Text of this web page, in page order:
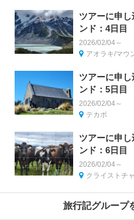
ツアーに申
ンド：4日目
2026/02/04～
アオラキ/マウ
ツアーに申
ンド：5日目
2026/02/04～
テカポ
ツアーに申
ンド：6日目
2026/02/04～
クライストチ
旅行記グループ